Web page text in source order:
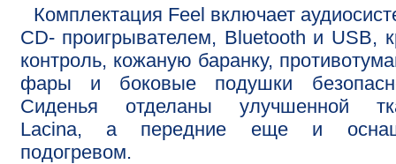
Комплектация Feel включает
CD- проигрывателем, Bluetooth и USB,
контроль, кожаную баранку,
фары и боковые подушки
Сиденья отделаны улучшенной
Lacina, а передние еще и
подогревом.